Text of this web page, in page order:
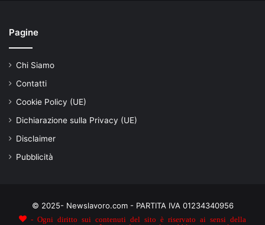
Pagine
Chi Siamo
Contatti
Cookie Policy (UE)
Dichiarazione sulla Privacy (UE)
Disclaimer
Pubblicità
© 2025- Newslavoro.com - PARTITA IVA 01234340956
- Ogni diritto sui contenuti del sito è riservato ai sensi della